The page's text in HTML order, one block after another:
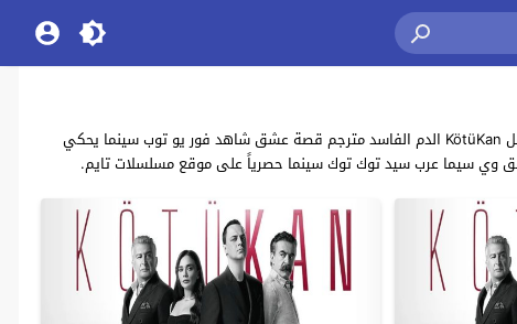
مشاهدة وتحميل مسلسل الدراما التركي “الدم الفاسد” مترجم سيما كلوب موقع قصة عشق يقوم بدور البطولة كلا من: ايرتان سابان , داملا سونمز مسلسل KötüKan الدم الفاسد مترجم قصة عشق شاهد فور يو توب سينما يحكي
وي سيما عرب سيد توك توك سينما حصرياً على موقع مسلسلات تايم.